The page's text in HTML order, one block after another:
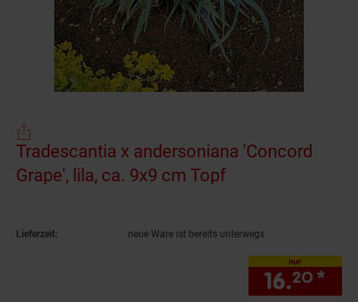
Tradescantia x andersoniana 'Concord
Grape', lila, ca. 9x9 cm Topf
Lieferzeit: neue Ware ist bereits unterwegs
nur
16.20 *